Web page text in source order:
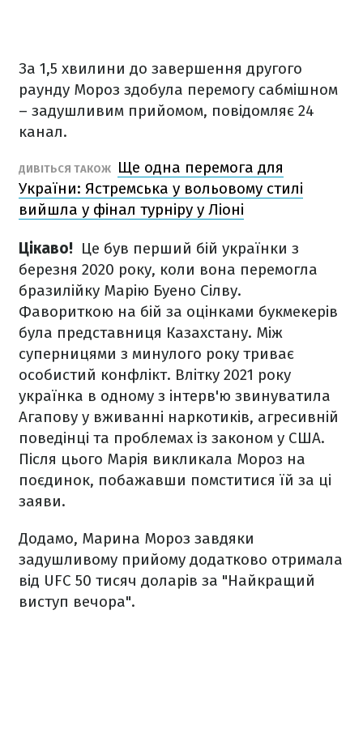
За 1,5 хвилини до завершення другого
раунду Мороз здобула перемогу сабмішном
– задушливим прийомом, повідомляє 24
канал.
ДИВІТЬСЯ ТАКОЖ
Ще одна перемога для
України: Ястремська у вольовому стилі
вийшла у фінал турніру у Ліоні
Цікаво! Це був перший бій українки з
березня 2020 року, коли вона перемогла
бразилійку Марію Буено Сілву.
Фавориткою на бій за оцінками букмекерів
була представниця Казахстану. Між
суперницями з минулого року триває
особистий конфлікт. Влітку 2021 року
українка в одному з інтерв'ю звинуватила
Агапову у вживанні наркотиків, агресивній
поведінці та проблемах із законом у США.
Після цього Марія викликала Мороз на
поєдинок, побажавши помститися їй за ці
заяви.
Додамо, Марина Мороз завдяки
задушливому прийому додатково отримала
від UFC 50 тисяч доларів за "Найкращий
виступ вечора".